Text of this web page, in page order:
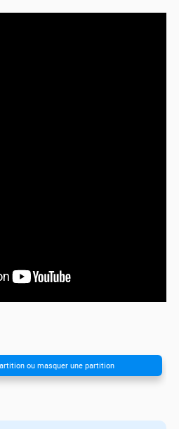
ou masquer une partition